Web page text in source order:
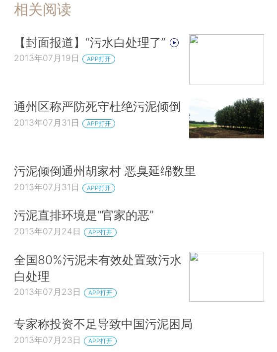
相关阅读
【封面报道】“污水白处理了”
2013年07月19日 APP打开
通州区称严防死守杜绝污泥倾倒
2013年07月31日 APP打开
污泥倾倒通州胡家村 恶臭延绵数里
2013年07月31日 APP打开
污泥直排环境是“官家的恶”
2013年07月24日 APP打开
全国80%污泥未有效处置致污水
白处理
2013年07月23日 APP打开
专家称投资不足导致中国污泥困局
2013年07月23日 APP打开